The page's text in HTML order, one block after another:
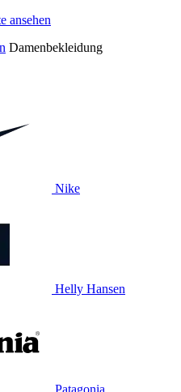
Damenbekleidung
Nike
Helly Hansen
Patagonia